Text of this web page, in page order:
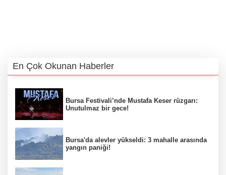
En Çok Okunan Haberler
Bursa Festivali’nde Mustafa Keser rüzgarı:
Unutulmaz bir gece!
Bursa'da alevler yükseldi: 3 mahalle arasında
yangın paniği!